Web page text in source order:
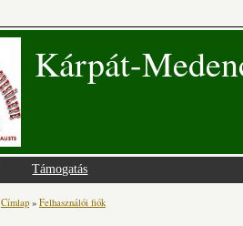
Kárpát-
Támogatás
Jelenlegi hely
Címlap » Felhasználói fiók